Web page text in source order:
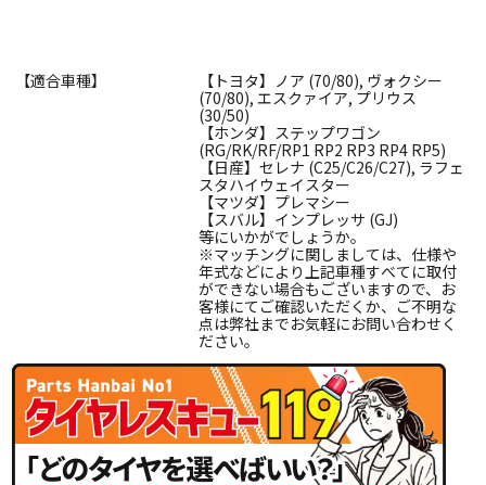
【適合車種】
【トヨタ】ノア (70/80), ヴォクシー
(70/80), エスクァイア, プリウス
(30/50)
【ホンダ】ステップワゴン
(RG/RK/RF/RP1 RP2 RP3 RP4 RP5)
【日産】セレナ (C25/C26/C27), ラフェ
スタハイウェイスター
【マツダ】プレマシー
【スバル】インプレッサ (GJ)
等にいかがでしょうか。
※マッチングに関しましては、仕様や
年式などにより上記車種すべてに取付
ができない場合もございますので、お
客様にてご確認いただくか、ご不明な
点は弊社までお気軽にお問い合わせく
ださい。